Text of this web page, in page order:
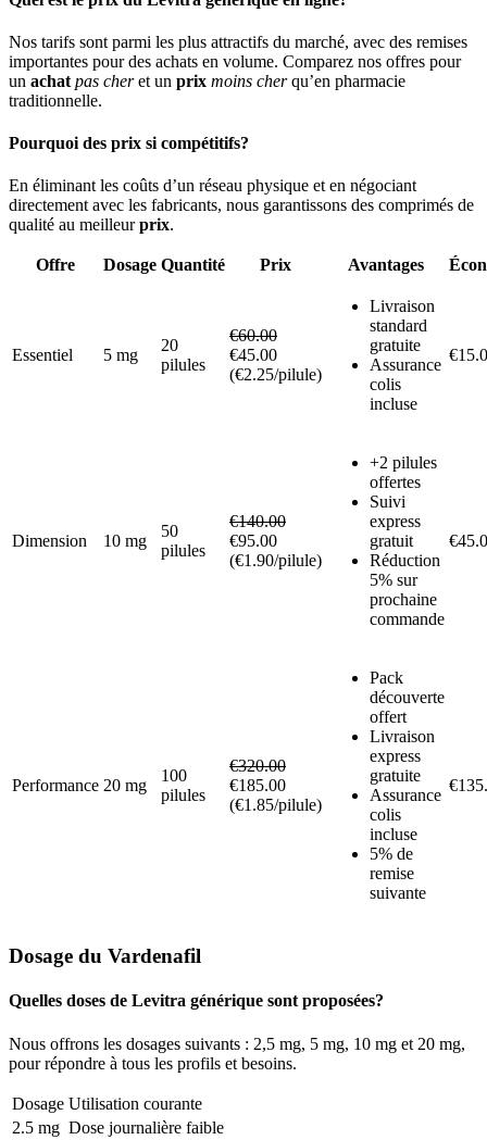
Nos tarifs sont parmi les plus attractifs du marché, avec des remises
importantes pour des achats en volume. Comparez nos offres pour
un achat pas cheret un prix moins cherqu’en pharmacie
traditionnelle.
Pourquoi des prix si compétitifs?
En éliminant les coûts d’un réseau physique et en négociant
directement avec les fabricants, nous garantissons des comprimés de
qualité au meilleurprix.
Offre Dosage Quantité Prix Avantages
Essentiel 5 mg
20
pilules
€60.00
€45.00
(€2.25/pilule)
Livraison
standard
gratuite
Assurance
colis
incluse
Dimension 10 mg
50
pilules
€140.00
€95.00
(€1.90/pilule)
+2 pilules
offertes
Suivi
express
gratuit
Réduction
5% sur
prochaine
commande
Performance 20 mg
100
pilules
€320.00
€185.00
(€1.85/pilule)
Pack
découverte
offert
Livraison
express
gratuite
Assurance
colis
incluse
5% de
remise
suivante
Dosage du Vardenafil
Quelles doses de Levitra générique sont proposées?
Nous offrons les dosages suivants : 2,5 mg, 5 mg, 10 mg et 20 mg,
pour répondre à tous les profils et besoins.
Dosage Utilisation courante
2.5 mg Dose journalière faible